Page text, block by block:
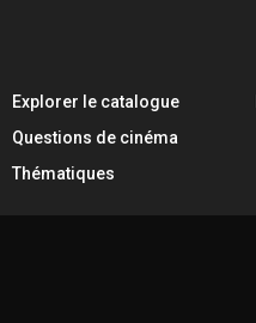
Explorer le catalogue
Questions de cinéma
Thématiques